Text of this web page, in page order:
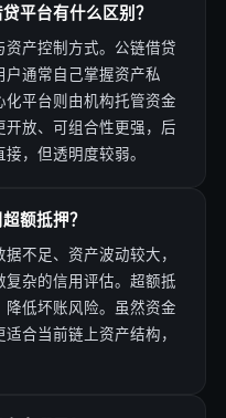
平台有什么区别？
产控制方式。公链借贷
户通常自己掌握资产私
平台则由机构托管资金
放、可组合性更强，后
，但透明度较弱。
额抵押？
不足、资产波动较大，
杂的信用评估。超额抵
低坏账风险。虽然资金
合当前链上资产结构，